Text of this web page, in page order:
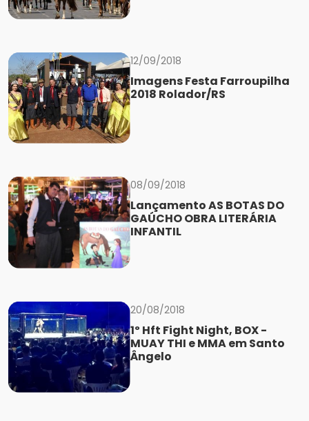
12/09/2018
Imagens Festa Farroupilha
2018 Rolador/RS
08/09/2018
Lançamento AS BOTAS DO
GAÚCHO OBRA LITERÁRIA
INFANTIL
20/08/2018
1º Hft Fight Night, BOX -
MUAY THI e MMA em Santo
Ângelo